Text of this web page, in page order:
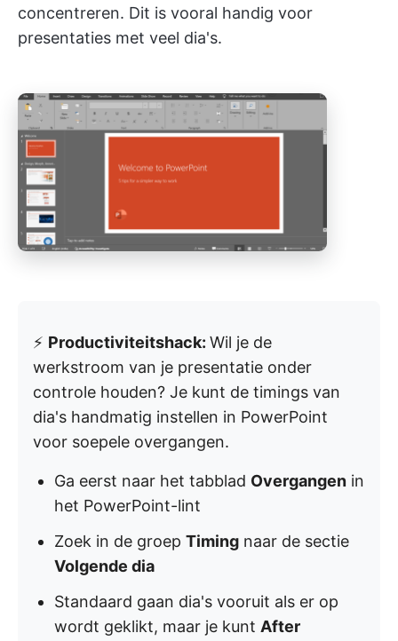
concentreren. Dit is vooral handig voor
presentaties met veel dia's.
⚡ Productiviteitshack: Wil je de
werkstroom van je presentatie onder
controle houden? Je kunt de timings van
dia's handmatig instellen in PowerPoint
voor soepele overgangen.
Ga eerst naar het tabblad Overgangen in
het PowerPoint-lint
Zoek in de groep Timing naar de sectie
Volgende dia
Standaard gaan dia's vooruit als er op
wordt geklikt, maar je kunt After